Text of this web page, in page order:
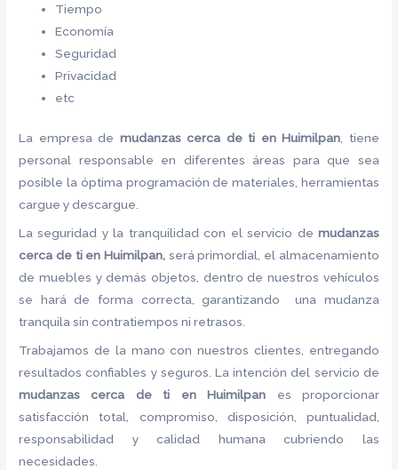
Tiempo
Economía
Seguridad
Privacidad
etc
La empresa de mudanzas cerca de ti en Huimilpan, tiene
personal responsable en diferentes áreas para que sea
posible la óptima programación de materiales, herramientas
cargue y descargue.
La seguridad y la tranquilidad con el servicio de mudanzas
cerca de ti en Huimilpan, será primordial, el almacenamiento
de muebles y demás objetos, dentro de nuestros vehículos
se hará de forma correcta, garantizando una mudanza
tranquila sin contratiempos ni retrasos.
Trabajamos de la mano con nuestros clientes, entregando
resultados confiables y seguros. La intención del servicio de
mudanzas cerca de ti en Huimilpan es proporcionar
satisfacción total, compromiso, disposición, puntualidad,
responsabilidad y calidad humana cubriendo las
necesidades.